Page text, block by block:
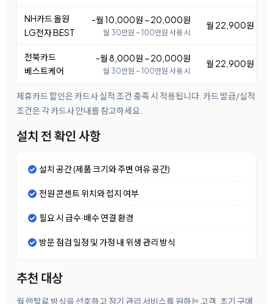
NH카드 올원
LG전자 BEST
-월 10,000원 ~ 20,000원
월 30만원 ~ 100만원 사용 시
월 22,900원 ~
전북카드
베스트케어
-월 8,000원 ~ 20,000원
월 30만원 ~ 100만원 사용 시
월 22,900원 ~
제휴카드 할인은 카드사 실적 조건 충족 시 적용됩니다. 카드 발급/실적
조건은 각 카드사 안내를 참고하세요.
설치 전 확인 사항
설치 공간 (제품 크기와 주변 여유 공간)
전원 콘센트 위치와 접지 여부
필요 시 급수·배수 연결 환경
방문 점검 일정 및 가정 내 위생 관리 방식
추천 대상
월 렌탈료 방식을 선호하고 정기 관리 서비스를 원하는 고객, 초기 구매